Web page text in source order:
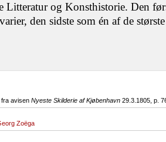
Litteratur og Konsthistorie. Den
den sidste som én af de
avisen Nyeste Skilderie af Kjøbenhavn 29.3.1805, p.
Zoëga